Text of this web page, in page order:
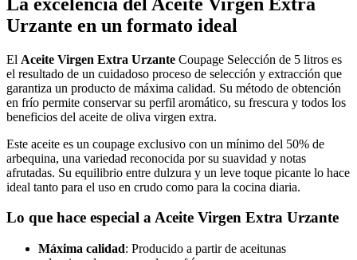
Urzante en un formato ideal
El Aceite Virgen Extra Urzante Coupage Selección de 5 litros es
el resultado de un cuidadoso proceso de selección y extracción que
garantiza un producto de máxima calidad. Su método de obtención
en frío permite conservar su perfil aromático, su frescura y todos los
beneficios del aceite de oliva virgen extra.
Este aceite es un coupage exclusivo con un mínimo del 50% de
arbequina, una variedad reconocida por su suavidad y notas
afrutadas. Su equilibrio entre dulzura y un leve toque picante lo hace
ideal tanto para el uso en crudo como para la cocina diaria.
Lo que hace especial aAceite Virgen Extra Urzante
Máxima calidad: Producido a partir de aceitunas